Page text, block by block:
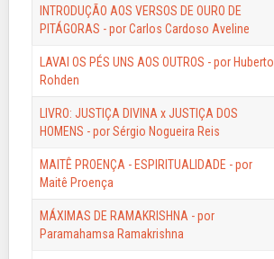
INTRODUÇÃO AOS VERSOS DE OURO DE
PITÁGORAS - por Carlos Cardoso Aveline
LAVAI OS PÉS UNS AOS OUTROS - por Huberto
Rohden
LIVRO: JUSTIÇA DIVINA x JUSTIÇA DOS
HOMENS - por Sérgio Nogueira Reis
MAITÊ PROENÇA - ESPIRITUALIDADE - por
Maitê Proença
MÁXIMAS DE RAMAKRISHNA - por
Paramahamsa Ramakrishna